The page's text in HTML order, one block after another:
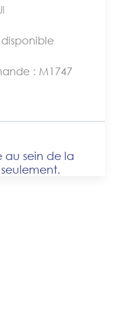
disponible
: M1747
au sein de la